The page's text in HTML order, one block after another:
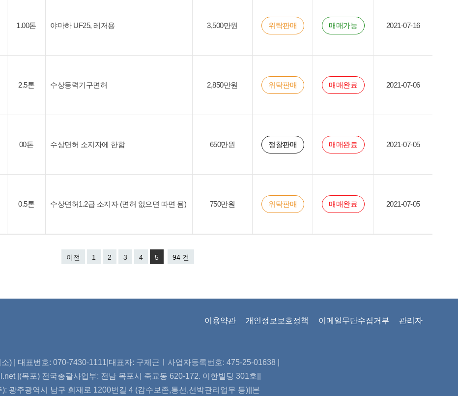
1.00톤 야마하 UF25, 레저용 3,500만원 위탁판매 매매가능 2021-07-16
2.5톤 수상동력기구면허 2,850만원 위탁판매 매매완료 2021-07-06
00톤 수상면허 소지자에 한함 650만원 정찰판매 매매완료 2021-07-05
0.5톤 수상면허1.2급 소지자 (면허 없으면 따면 됨) 750만원 위탁판매 매매완료 2021-07-05
이전 1 2 3 4 5 94 건
이용약관 개인정보보호정책 이메일무단수집거부 관리자
) | 대표번호: 070-7430-1111|대표자: 구제근ㅣ사업자등록번호: 475-25-01638 |
|(목포) 전국총괄사업부: 전남 목포시 죽교동 620-172. 이한빌딩 301호||
광주광역시 남구 회재로 1200번길 4 (감수보존,통선,선박관리업무 등)||본